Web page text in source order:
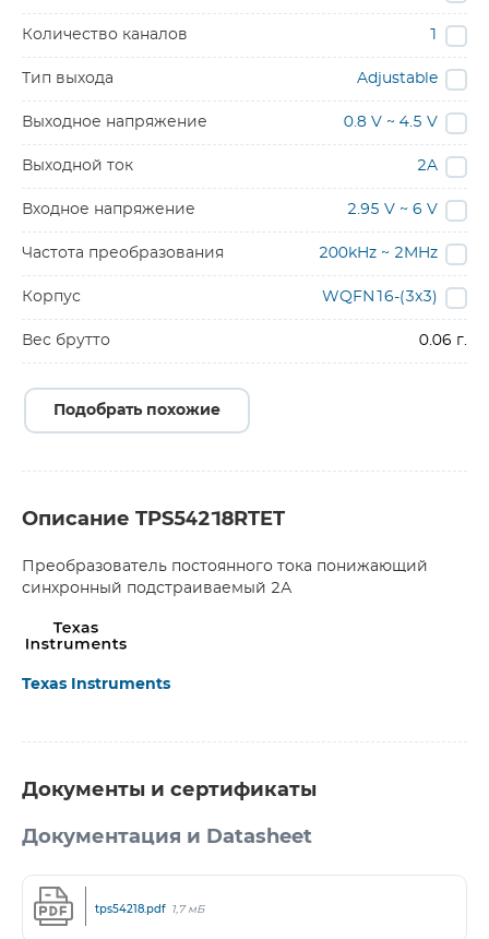
Количество каналов
Тип выхода Adjustable
Выходное напряжение 0.8 V ~ 4.5 V
Выходной ток 2A
Входное напряжение 2.95 V ~ 6 V
Частота преобразования 200kHz ~ 2MHz
Корпус WQFN16-(3x3)
Вес брутто 0.06 г.
Подобрать похожие
Описание TPS54218RTET
Преобразователь постоянного тока понижающий
синхронный подстраиваемый 2А
Texas Instruments
Документы и сертификаты
Документация и Datasheet
tps54218.pdf 1,7 мБ